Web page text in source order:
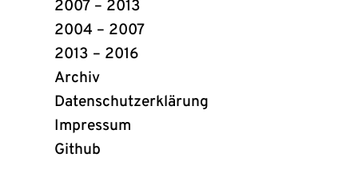
2007 – 2013
2004 – 2007
2013 – 2016
Archiv
Datenschutzerklärung
Impressum
Github